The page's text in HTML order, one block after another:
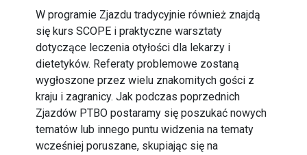
W programie Zjazdu tradycyjnie również znajdą
się kurs SCOPE i praktyczne warsztaty
dotyczące leczenia otyłości dla lekarzy i
dietetyków. Referaty problemowe zostaną
wygłoszone przez wielu znakomitych gości z
kraju i zagranicy. Jak podczas poprzednich
Zjazdów PTBO postaramy się poszukać nowych
tematów lub innego puntu widzenia na tematy
wcześniej poruszane, skupiając się na